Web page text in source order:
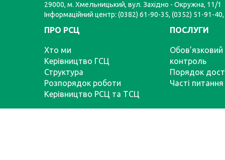
29000, м. Хмельницький, вул. Західно - Окружна, 11/1
Інформаційний центр: (0382) 61-90-35, (0352) 51-91-
ПРО РСЦ
Хто ми
Керівництво ГСЦ
Структура
Розпорядок роботи
Керівництво РСЦ та ТСЦ
ПОСЛУГИ
Обов’язковий
контроль
Порядок
Часті питання